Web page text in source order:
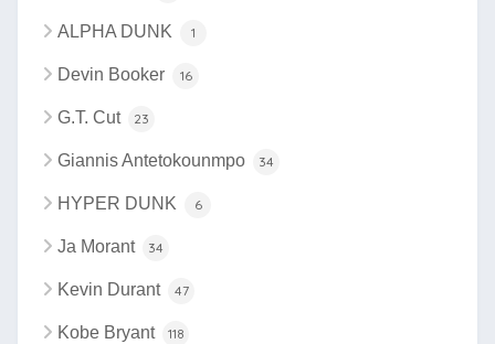
ALPHA DUNK 1
Devin Booker 16
G.T. Cut 23
Giannis Antetokounmpo 34
HYPER DUNK 6
Ja Morant 34
Kevin Durant 47
Kobe Bryant 118